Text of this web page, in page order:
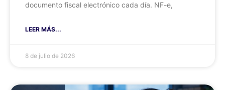
documento fiscal electrónico cada día. NF-e,
LEER MÁS...
8 de julio de 2026